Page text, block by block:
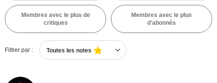
Membres avec le plus de
critiques
Membres avec le plus
d'abonnés
Filtrer par : Toutes les notes